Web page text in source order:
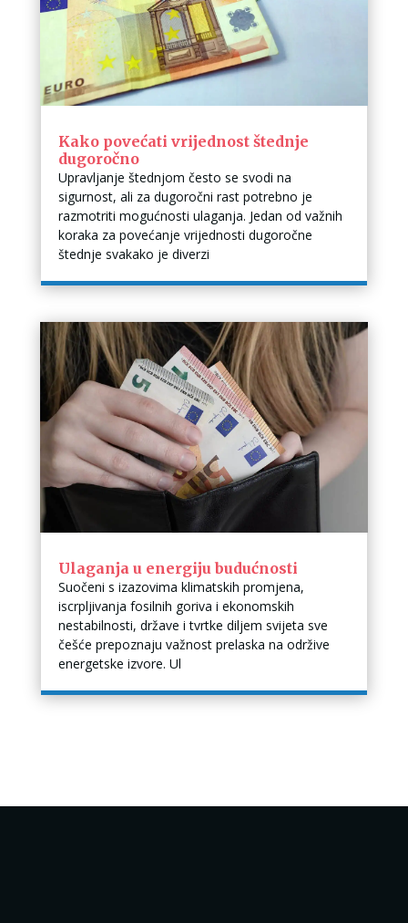
Kako povećati vrijednost štednje
dugoročno
Upravljanje štednjom često se svodi na
sigurnost, ali za dugoročni rast potrebno je
razmotriti mogućnosti ulaganja. Jedan od važnih
koraka za povećanje vrijednosti dugoročne
štednje svakako je diverzi
Ulaganja u energiju budućnosti
Suočeni s izazovima klimatskih promjena,
iscrpljivanja fosilnih goriva i ekonomskih
nestabilnosti, države i tvrtke diljem svijeta sve
češće prepoznaju važnost prelaska na održive
energetske izvore. Ul